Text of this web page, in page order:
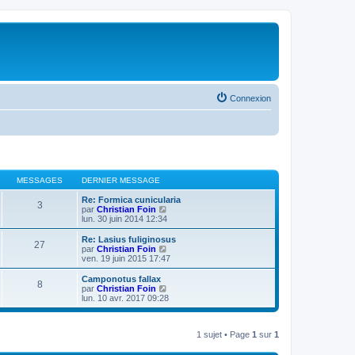
Connexion
MESSAGES DERNIER MESSAGE
3
Re: Formica cunicularia
par Christian Foin
i
r
e
n
i
e
s
lun. 30 juin 2014 12:34
27
Re: Lasius fuliginosus
par Christian Foin
o
i
e
e
e
ven. 19 juin 2015 17:47
8
Camponotus fallax
par Christian Foin
o
i
lun. 10 avr. 2017 09:28
1 sujet • Page 1 sur 1